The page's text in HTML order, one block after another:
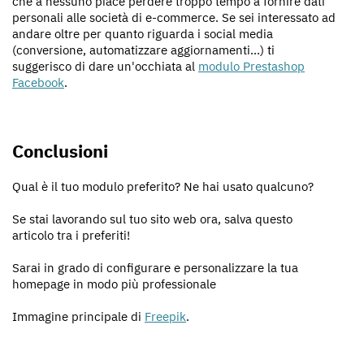
personali alle società di e-commerce. Se sei interessato ad
andare oltre per quanto riguarda i social media
(conversione, automatizzare aggiornamenti...) ti
suggerisco di dare un'occhiata al modulo Prestashop
Facebook.
Conclusioni
Qual è il tuo modulo preferito? Ne hai usato qualcuno?
Se stai lavorando sul tuo sito web ora, salva questo
articolo tra i preferiti!
Sarai in grado di configurare e personalizzare la tua
homepage in modo più professionale
Immagine principale di Freepik.